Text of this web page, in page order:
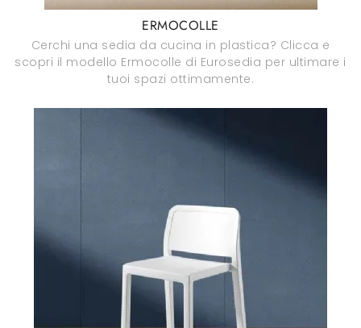
ERMOCOLLE
Cerchi una sedia da cucina in plastica? Clicca e
scopri il modello Ermocolle di Eurosedia per ultimare i
tuoi spazi ottimamente.